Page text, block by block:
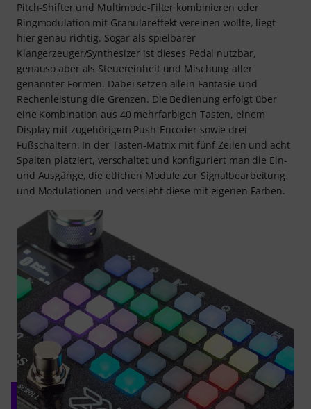
Pitch-Shifter und Multimode-Filter kombinieren oder
Ringmodulation mit Granulareffekt vereinen wollte, liegt
hier genau richtig. Sogar als spielbarer
Klangerzeuger/Synthesizer ist dieses Pedal nutzbar,
genauso aber als Steuereinheit und Mischung aller
genannter Formen. Dabei setzen allein Fantasie und
Rechenleistung die Grenzen. Die Bedienung erfolgt über
eine Kombination aus 40 mehrfarbigen Tasten, einem
Display mit zugehörigem Push-Encoder sowie drei
Fußschaltern. In der Tasten-Matrix mit fünf Zeilen und acht
Spalten platziert, verschaltet und konfiguriert man die Ein-
und Ausgänge, die etlichen Module zur Signalbearbeitung
und Modulationen und versieht diese mit eigenen Farben.